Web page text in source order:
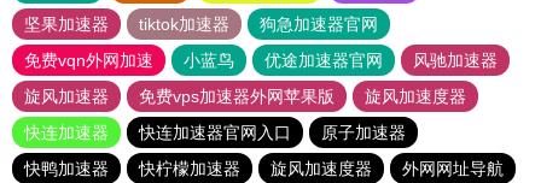
坚果加速器
tiktok加速器
狗急加速器官网
免费vqn外网加速
小蓝鸟 优途加速器官网
风驰加速器
旋风加速器
免费vps加速器外网苹果版
旋风加速度器
快连加速器
快连加速器官网入口
原子加速器
快鸭加速器
快柠檬加速器 旋风加速度器 外网网址导航